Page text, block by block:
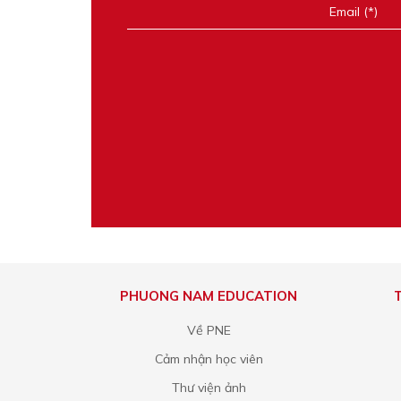
PHUONG NAM EDUCATION
Về PNE
Cảm nhận học viên
Thư viện ảnh